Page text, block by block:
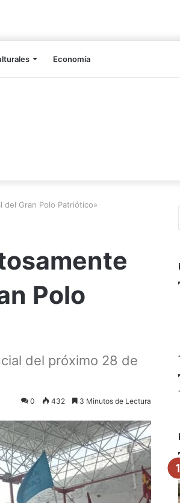
Economía
del Gran Polo Patriótico»
Polo
del próximo 28 de
0 432 3 Minutos de Lectura